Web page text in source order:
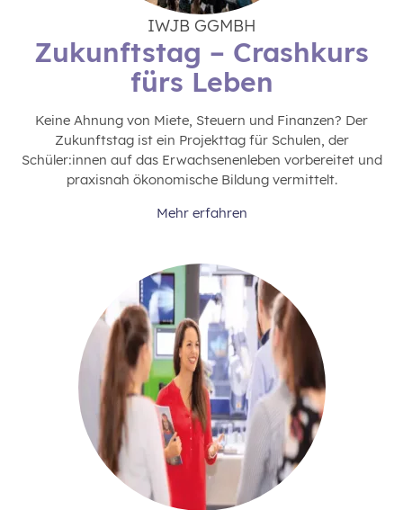
IWJB GGMBH
Zukunftstag – Crashkurs
fürs Leben
Keine Ahnung von Miete, Steuern und Finanzen? Der
Zukunftstag ist ein Projekttag für Schulen, der
Schüler:innen auf das Erwachsenenleben vorbereitet und
praxisnah ökonomische Bildung vermittelt.
Mehr erfahren